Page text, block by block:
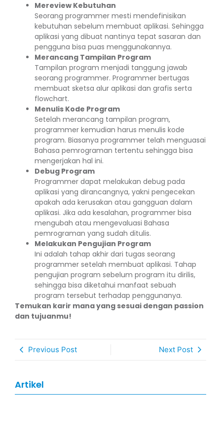
Mereview Kebutuhan
Seorang programmer mesti mendefinisikan
kebutuhan sebelum membuat aplikasi. Sehingga
aplikasi yang dibuat nantinya tepat sasaran dan
pengguna bisa puas menggunakannya.
Merancang Tampilan Program
Tampilan program menjadi tanggung jawab
seorang programmer. Programmer bertugas
membuat sketsa alur aplikasi dan grafis serta
flowchart.
Menulis Kode Program
Setelah merancang tampilan program,
programmer kemudian harus menulis kode
program. Biasanya programmer telah menguasai
Bahasa pemrograman tertentu sehingga bisa
mengerjakan hal ini.
Debug Program
Programmer dapat melakukan debug pada
aplikasi yang dirancangnya, yakni pengecekan
apakah ada kerusakan atau gangguan dalam
aplikasi. Jika ada kesalahan, programmer bisa
mengubah atau mengevaluasi Bahasa
pemrograman yang sudah ditulis.
Melakukan Pengujian Program
Ini adalah tahap akhir dari tugas seorang
programmer setelah membuat aplikasi. Tahap
pengujian program sebelum program itu dirilis,
sehingga bisa diketahui manfaat sebuah
program tersebut terhadap penggunanya.
Temukan karir mana yang sesuai dengan passion
dan tujuanmu!
Previous Post Next Post
Artikel